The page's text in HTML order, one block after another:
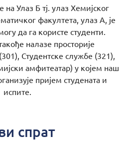
на Улаз Б тј. улаз Хемијског
факултета, улаз А, је
да га користе студенти.
налазе просторије
Студентске службе (321),
амфитеатар) у којем наш
пријем студената и
испите.
спрат